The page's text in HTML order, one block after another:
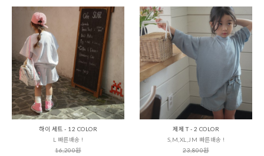
하이 세트 - 12 COLOR
L 빠른배송 !
16,200원
제제 T - 2 COLOR
S,M,XL,JM 빠른배송 !
23,800원